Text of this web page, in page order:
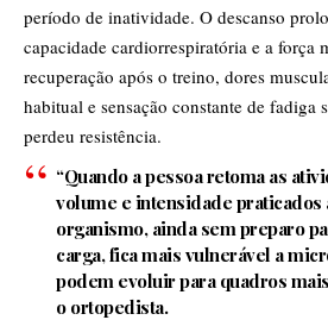
período de inatividade. O descanso
capacidade cardiorrespiratória e a força
recuperação após o treino, dores
habitual e sensação constante de fadiga
perdeu resistência.
“Quando a pessoa retoma as
volume e intensidade praticados
organismo, ainda sem preparo
carga, fica mais vulnerável a
podem evoluir para quadros
o ortopedista.